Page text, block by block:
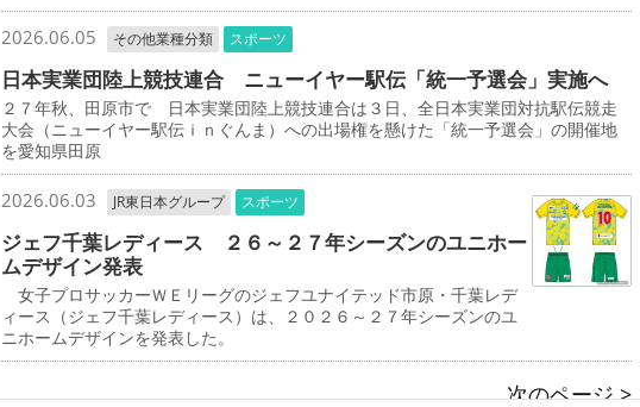
2026.06.05 その他業種分類 スポーツ
日本実業団陸上競技連合 ニューイヤー駅伝「統一予選会」実施へ
２７年秋、田原市で 日本実業団陸上競技連合は３日、全日本実業団対抗駅伝競走
大会（ニューイヤー駅伝ｉｎぐんま）への出場権を懸けた「統一予選会」の開催地
を愛知県田原
2026.06.03 JR東日本グループ スポーツ
ジェフ千葉レディース ２６～２７年シーズンのユニホー
ムデザイン発表
女子プロサッカーＷＥリーグのジェフユナイテッド市原・千葉レデ
ィース（ジェフ千葉レディース）は、２０２６～２７年シーズンのユ
ニホームデザインを発表した。
次のページ >